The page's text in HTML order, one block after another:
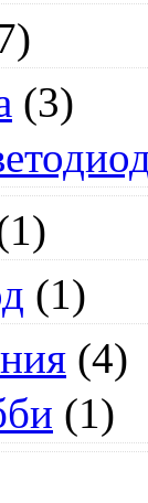
(3)
(1)
(4)
(1)